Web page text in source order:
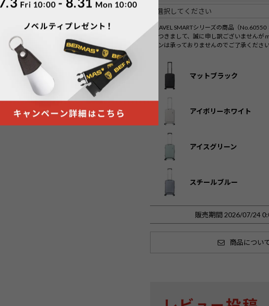
TRAVEL SMARTシリーズの商品（
につきまして、誠に申し訳ございません
ョンは承っておりませんのでご了承ください
マットブラック
アイボリーホワイト
アイスグリーン
スチールブルー
販売期間 2026/07/24
商品につい